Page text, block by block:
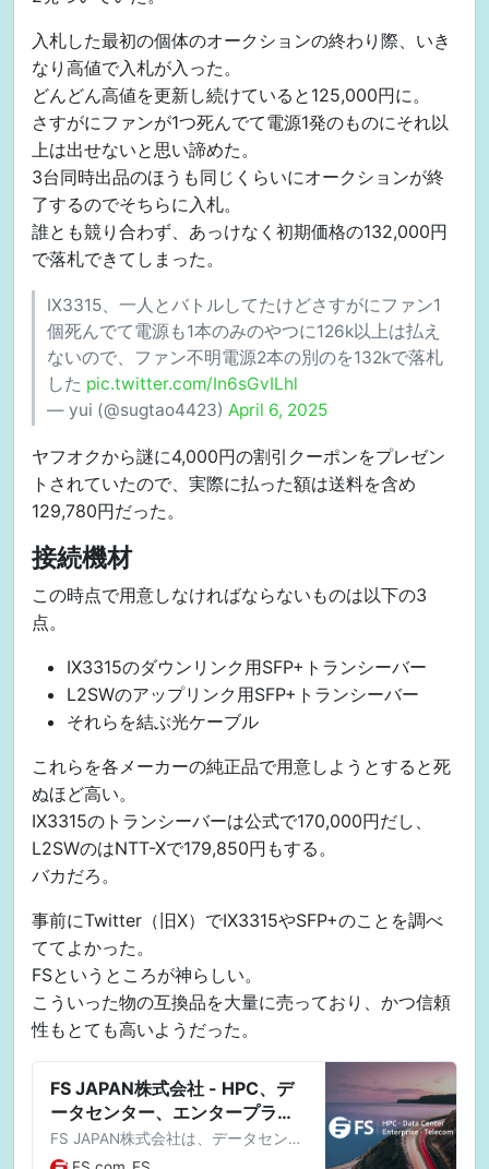
入札した最初の個体のオークションの終わり際、いき
なり高値で入札が入った。
どんどん高値を更新し続けていると125,000円に。
さすがにファンが1つ死んでて電源1発のものにそれ以
上は出せないと思い諦めた。
3台同時出品のほうも同じくらいにオークションが終
了するのでそちらに入札。
誰とも競り合わず、あっけなく初期価格の132,000円
で落札できてしまった。
IX3315、一人とバトルしてたけどさすがにファン1
個死んでて電源も1本のみのやつに126k以上は払え
ないので、ファン不明電源2本の別のを132kで落札
した pic.twitter.com/In6sGvILhl
— yui (@sugtao4423) April 6, 2025
ヤフオクから謎に4,000円の割引クーポンをプレゼン
トされていたので、実際に払った額は送料を含め
129,780円だった。
接続機材
この時点で用意しなければならないものは以下の3
点。
IX3315のダウンリンク用SFP+トランシーバー
L2SWのアップリンク用SFP+トランシーバー
それらを結ぶ光ケーブル
これらを各メーカーの純正品で用意しようとすると死
ぬほど高い。
IX3315のトランシーバーは公式で170,000円だし、
L2SWのはNTT-Xで179,850円もする。
バカだろ。
事前にTwitter（旧X）でIX3315やSFP+のことを調べ
ててよかった。
FSというところが神らしい。
こういった物の互換品を大量に売っており、かつ信頼
性もとても高いようだった。
FS JAPAN株式会社 - HPC、デ
ータセンター、エンタープライ
ズ、テレコム
FS JAPAN株式会社は、データセンタ
ー、エンタープライズ、テレコムソ